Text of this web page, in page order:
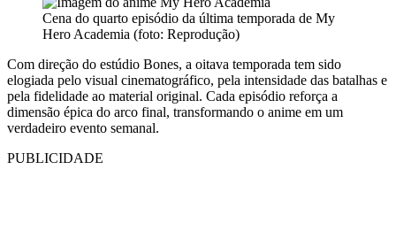
Cena do quarto episódio da última temporada de My
Hero Academia (foto: Reprodução)
Com direção do estúdio Bones, a oitava temporada tem sido
elogiada pelo visual cinematográfico, pela intensidade das batalhas e
pela fidelidade ao material original. Cada episódio reforça a
dimensão épica do arco final, transformando o anime em um
verdadeiro evento semanal.
PUBLICIDADE